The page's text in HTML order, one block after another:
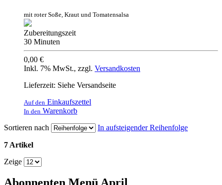
mit roter Soße, Kraut und Tomatensalsa
Zubereitungszeit
30 Minuten
0,00 €
Inkl. 7% MwSt., zzgl. Versandkosten
Lieferzeit: Siehe Versandseite
Auf den Einkaufszettel
In den Warenkorb
Sortieren nach
In aufsteigender Reihenfolge
7 Artikel
Zeige